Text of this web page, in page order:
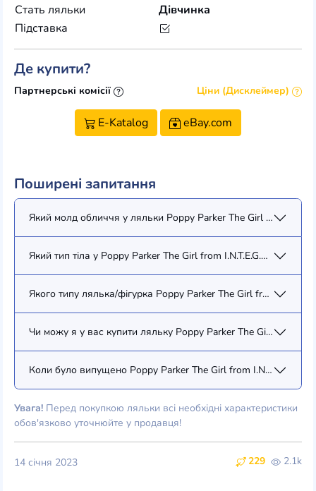
Стать ляльки
Дівчинка
Підставка
Де купити?
Партнерські комісії Ціни (Дисклеймер)
E-Katalog eBay.com
Поширені запитання
Який молд обличчя у ляльки Poppy Parker The Girl from
Який тип тіла у Poppy Parker The Girl from I.N.T.E.G.R.I.T.Y.
Якого типу лялька/фігурка Poppy Parker The Girl from
Чи можу я у вас купити ляльку Poppy Parker The Girl from
Коли було випущено Poppy Parker The Girl from
Увага! Перед покупкою ляльки всі необхідні характеристики
обов'язково уточнюйте у продавця!
229 2.1k
14 січня 2023